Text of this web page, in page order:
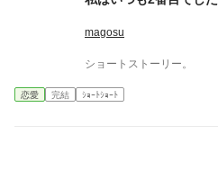
magosu
ショートストーリー。
恋愛 完結 ｼｮｰﾄｼｮｰﾄ